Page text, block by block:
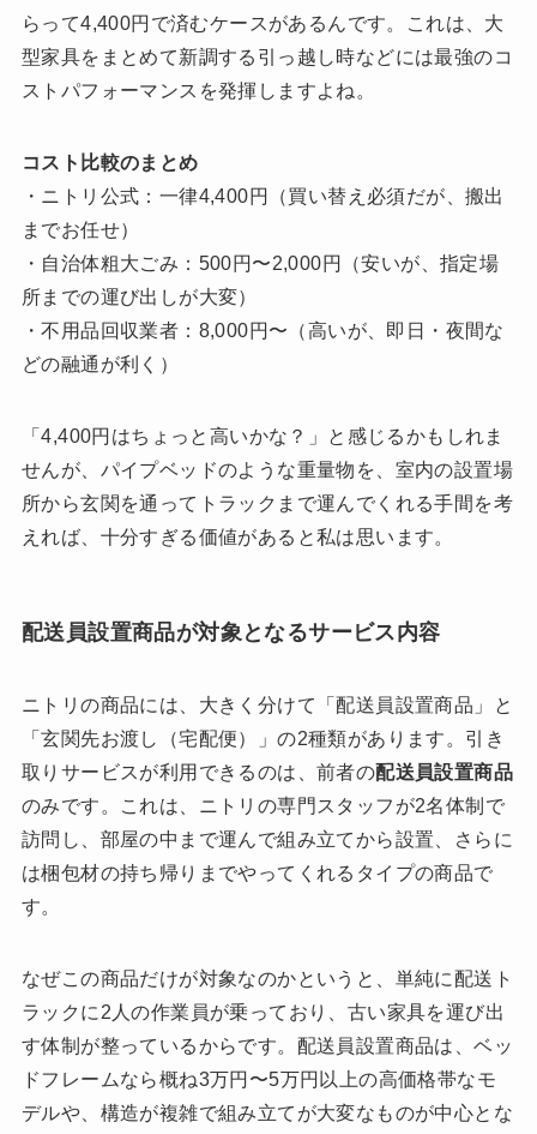
らって4,400円で済むケースがあるんです。これは、大
型家具をまとめて新調する引っ越し時などには最強のコ
ストパフォーマンスを発揮しますよね。
コスト比較のまとめ
・ニトリ公式：一律4,400円（買い替え必須だが、搬出
までお任せ）
・自治体粗大ごみ：500円〜2,000円（安いが、指定場
所までの運び出しが大変）
・不用品回収業者：8,000円〜（高いが、即日・夜間な
どの融通が利く）
「4,400円はちょっと高いかな？」と感じるかもしれま
せんが、パイプベッドのような重量物を、室内の設置場
所から玄関を通ってトラックまで運んでくれる手間を考
えれば、十分すぎる価値があると私は思います。
配送員設置商品が対象となるサービス内容
ニトリの商品には、大きく分けて「配送員設置商品」と
「玄関先お渡し（宅配便）」の2種類があります。引き
取りサービスが利用できるのは、前者の配送員設置商品
のみです。これは、ニトリの専門スタッフが2名体制で
訪問し、部屋の中まで運んで組み立てから設置、さらに
は梱包材の持ち帰りまでやってくれるタイプの商品で
す。
なぜこの商品だけが対象なのかというと、単純に配送ト
ラックに2人の作業員が乗っており、古い家具を運び出
す体制が整っているからです。配送員設置商品は、ベッ
ドフレームなら概ね3万円〜5万円以上の高価格帯なモ
デルや、構造が複雑で組み立てが大変なものが中心とな